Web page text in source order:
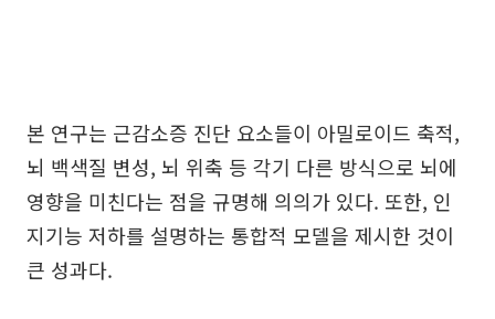
본 연구는 근감소증 진단 요소들이 아밀로이드 축적,
뇌 백색질 변성, 뇌 위축 등 각기 다른 방식으로 뇌에
영향을 미친다는 점을 규명해 의의가 있다. 또한, 인
지기능 저하를 설명하는 통합적 모델을 제시한 것이
큰 성과다.